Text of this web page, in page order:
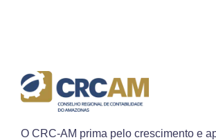
O CRC-AM prima pelo crescimento e